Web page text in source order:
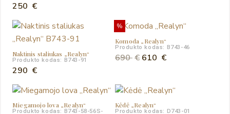
250 €
Naktinis staliukas „Realyn“
Produkto kodas: B743-91
290 €
%
Komoda „Realyn“
Produkto kodas: B743-46
690€ Original
690 €.
610 €Current
610 €.
Miegamojo lova „Realyn“
Produkto kodas: B743-58-56S-
Kėdė „Realyn“
Produkto kodas: D743-01